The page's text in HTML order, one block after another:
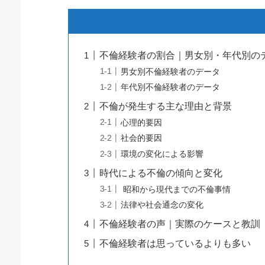
不倫経験者の割合｜男女別・年代別の
男女別不倫経験者のデータ
年代別不倫経験者のデータ
不倫が発生する主な理由と背景
心理的要因
社会的要因
環境の変化による影響
時代による不倫の傾向と変化
昭和から現代までの不倫事情
法律や社会通念の変化
不倫経験者の声｜実際のケースと教訓
不倫経験者は思っているよりも多い